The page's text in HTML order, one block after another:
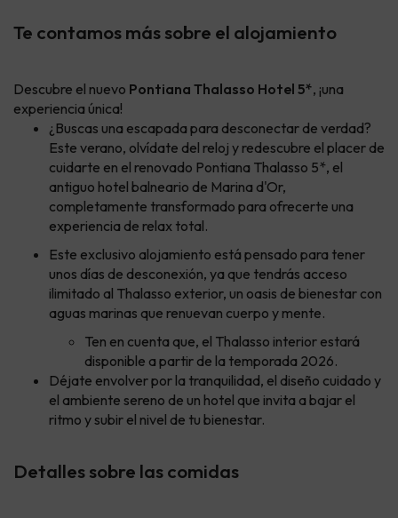
Te contamos más sobre el alojamiento
Descubre el nuevo Pontiana Thalasso Hotel 5*, ¡una
experiencia única!
¿Buscas una escapada para desconectar de verdad?
Este verano, olvídate del reloj y redescubre el placer de
cuidarte en el renovado Pontiana Thalasso 5*, el
antiguo hotel balneario de Marina d'Or,
completamente transformado para ofrecerte una
experiencia de relax total.
Este exclusivo alojamiento está pensado para tener
unos días de desconexión, ya que tendrás acceso
ilimitado al Thalasso exterior, un oasis de bienestar con
aguas marinas que renuevan cuerpo y mente.
Ten en cuenta que, el Thalasso interior estará
disponible a partir de la temporada 2026.
Déjate envolver por la tranquilidad, el diseño cuidado y
el ambiente sereno de un hotel que invita a bajar el
ritmo y subir el nivel de tu bienestar.
Detalles sobre las comidas